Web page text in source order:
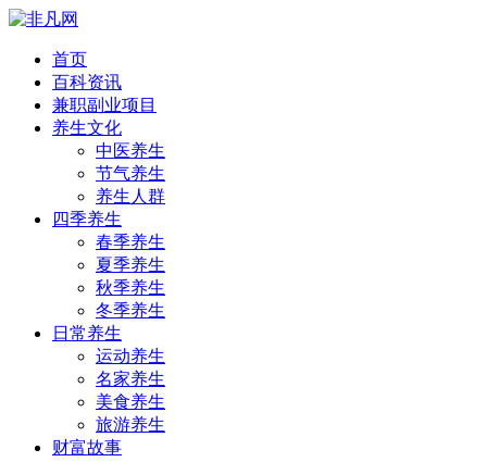
首页
百科资讯
兼职副业项目
养生文化
中医养生
节气养生
养生人群
四季养生
春季养生
夏季养生
秋季养生
冬季养生
日常养生
运动养生
名家养生
美食养生
旅游养生
财富故事